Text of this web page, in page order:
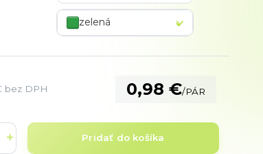
zelená
0,98 €/PÁR
bez DPH
Pridať do košíka